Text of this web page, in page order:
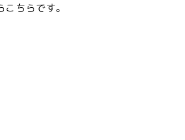
ちらです。